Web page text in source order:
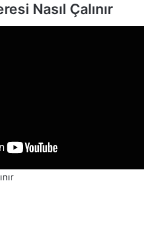
Nasıl Çalınır